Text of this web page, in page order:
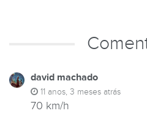
david machado
11 anos, 3 meses atrás
70 km/h